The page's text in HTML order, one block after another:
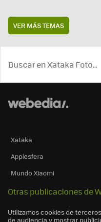
VER MÁS TEMAS
Xataka
Applesfera
Mundo Xiaomi
Otras publicaciones de
Utilizamos cookies de
de audiencia y mostrar